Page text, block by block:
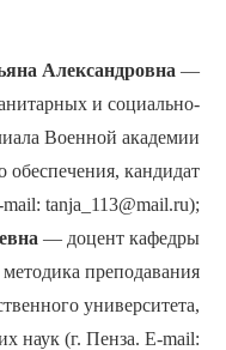
Александровна —
и социально-
Военной академии
обеспечения, кандидат
tanja_113@mail.ru);
— доцент кафедры
преподавания
университета,
наук (г. Пенза. E-mail: